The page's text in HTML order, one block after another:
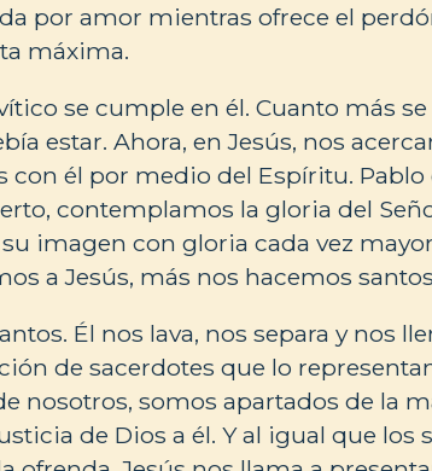
por amor mientras ofrece el
máxima.
se cumple en él. Cuanto más
estar. Ahora, en Jesús, nos
con él por medio del Espíritu. Pablo
contemplamos la gloria del
imagen con gloria cada vez
a Jesús, más nos hacemos
Él nos lava, nos separa y nos
de sacerdotes que lo
nosotros, somos apartados de la
de Dios a él. Y al igual que los